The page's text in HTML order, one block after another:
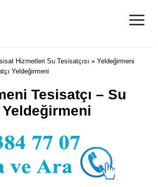
≡
Hizmetleri Su Tesisatçısı » Yeldeğirmeni
Yeldeğirmeni
Tesisatçı – Su
Yeldeğirmeni